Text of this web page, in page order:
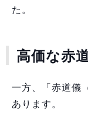
た。
高価な赤
一方、「赤道儀
あります。